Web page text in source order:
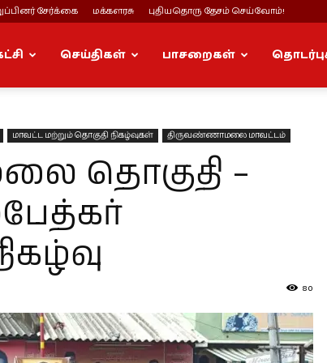
சேர்க்கை மக்களரசு புதியதொரு தேசம் செய்வோம்!
செய்திகள் பாசறைகள்
மாவட்ட மற்றும் தொகுதி நிகழ்வுகள் திருவண்ணாமலை மாவட்டம்
தொகுதி –
80